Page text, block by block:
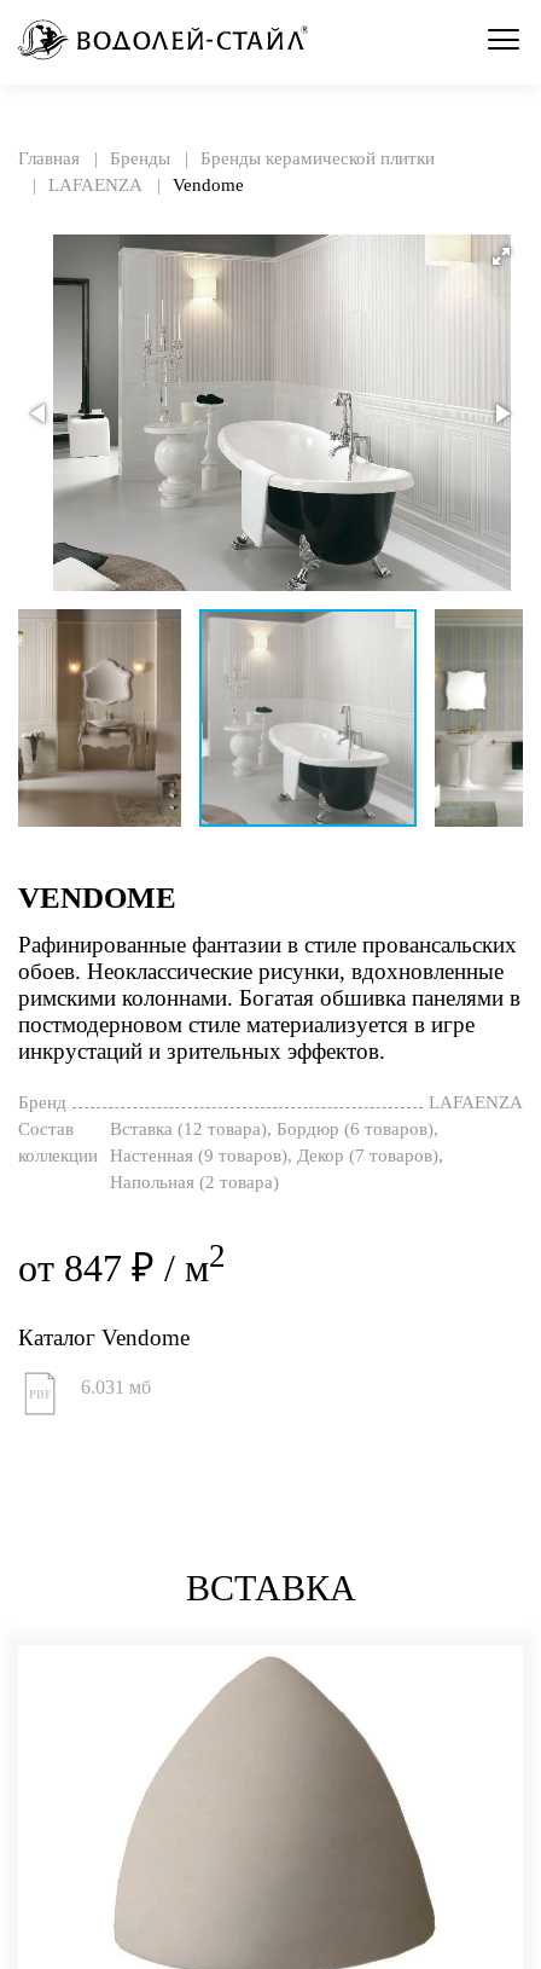
Главная Бренды
Бренды керамической плитки
LAFAENZA
Vendome
VENDOME
Рафинированные фантазии в стиле провансальских
обоев. Неоклассические рисунки, вдохновленные
римскими колоннами. Богатая обшивка панелями в
постмодерновом стиле материализуется в игре
инкрустаций и зрительных эффектов.
Бренд
LAFAENZA
Состав
коллекции
Вставка (12 товара), Бордюр (6 товаров),
Настенная (9 товаров), Декор (7 товаров),
Напольная (2 товара)
от 847 ₽ / м2
Каталог Vendome
PDF 6.031 мб
ВСТАВКА